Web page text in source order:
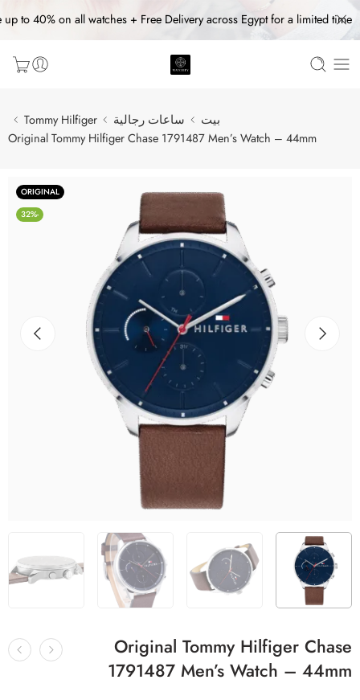
up to 40% on all watches + Free Delivery across Egypt for a limited time
بيت ساعات رجالية
Tommy Hilfiger
Original Tommy Hilfiger Chase 1791487 Men’s Watch – 44mm
ORIGINAL
-32%
Original Tommy Hilfiger Chase
1791487 Men’s Watch – 44mm